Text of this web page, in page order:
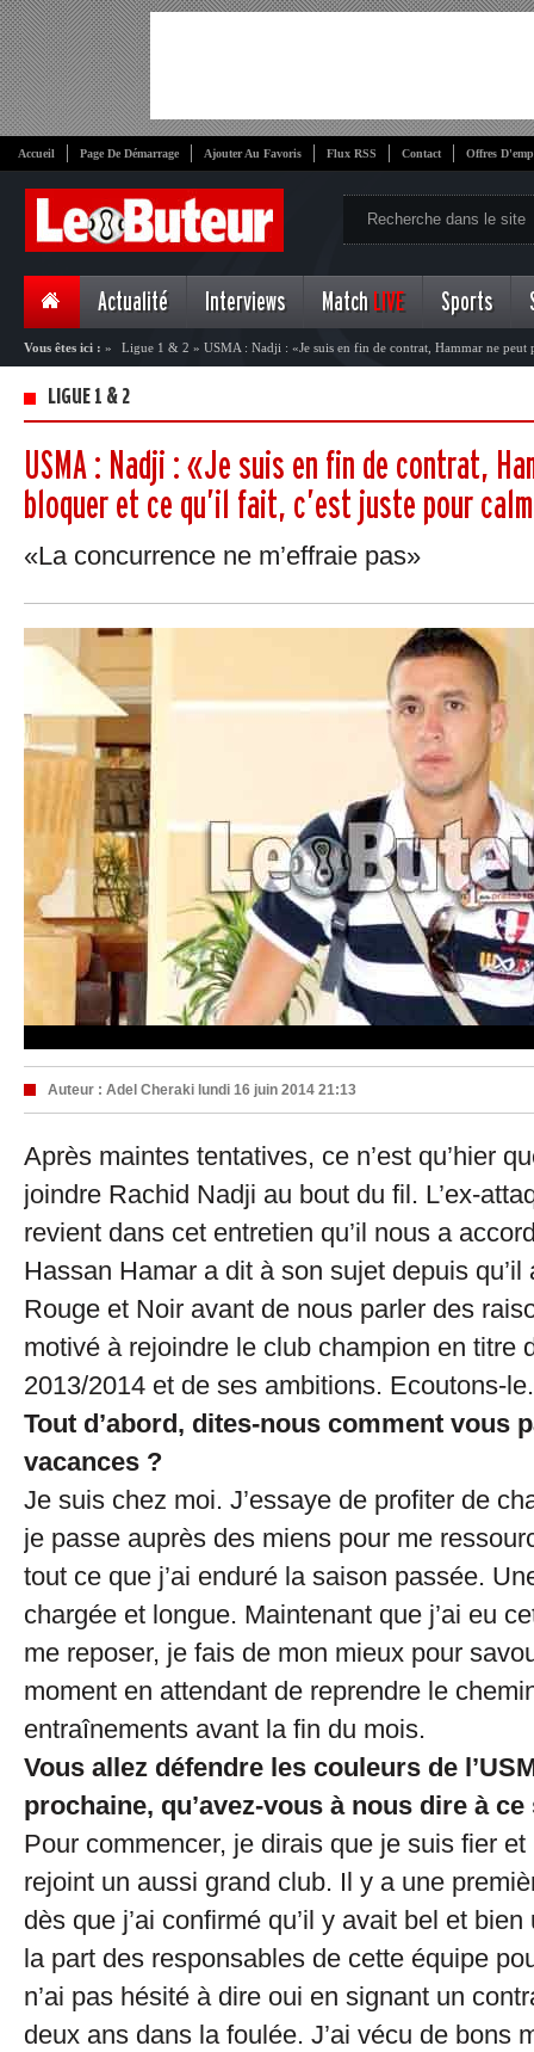
Accueil Page De Démarrage Ajouter Au Favoris Flux RSS Contact Offres
Actualité Interviews Match LIVE Sports
Vous êtes ici : » Ligue 1 & 2 » USMA : Nadji : «Je suis en fin de contrat, Hammar ne peut
pour calmer les supporters»
LIGUE 1 & 2
USMA : Nadji : «Je suis en fin de contrat,
bloquer et ce qu’il fait, c’est juste pour
«La concurrence ne m’effraie pas»
Auteur : Adel Cheraki lundi 16 juin 2014 21:13
Après maintes tentatives, ce n’est qu’hier
joindre Rachid Nadji au bout du fil. L’ex-
revient dans cet entretien qu’il nous a
Hassan Hamar a dit à son sujet depuis qu’il
Rouge et Noir avant de nous parler des
motivé à rejoindre le club champion en titre
2013/2014 et de ses ambitions. Ecoutons-le.
Tout d’abord, dites-nous comment vous
vacances ?
Je suis chez moi. J’essaye de profiter de
je passe auprès des miens pour me
tout ce que j’ai enduré la saison passée.
chargée et longue. Maintenant que j’ai eu
me reposer, je fais de mon mieux pour
moment en attendant de reprendre le
entraînements avant la fin du mois.
Vous allez défendre les couleurs de
prochaine, qu’avez-vous à nous dire à ce
Pour commencer, je dirais que je suis fier et
rejoint un aussi grand club. Il y a une
dès que j’ai confirmé qu’il y avait bel et
la part des responsables de cette équipe
n’ai pas hésité à dire oui en signant un
deux ans dans la foulée. J’ai vécu de bons